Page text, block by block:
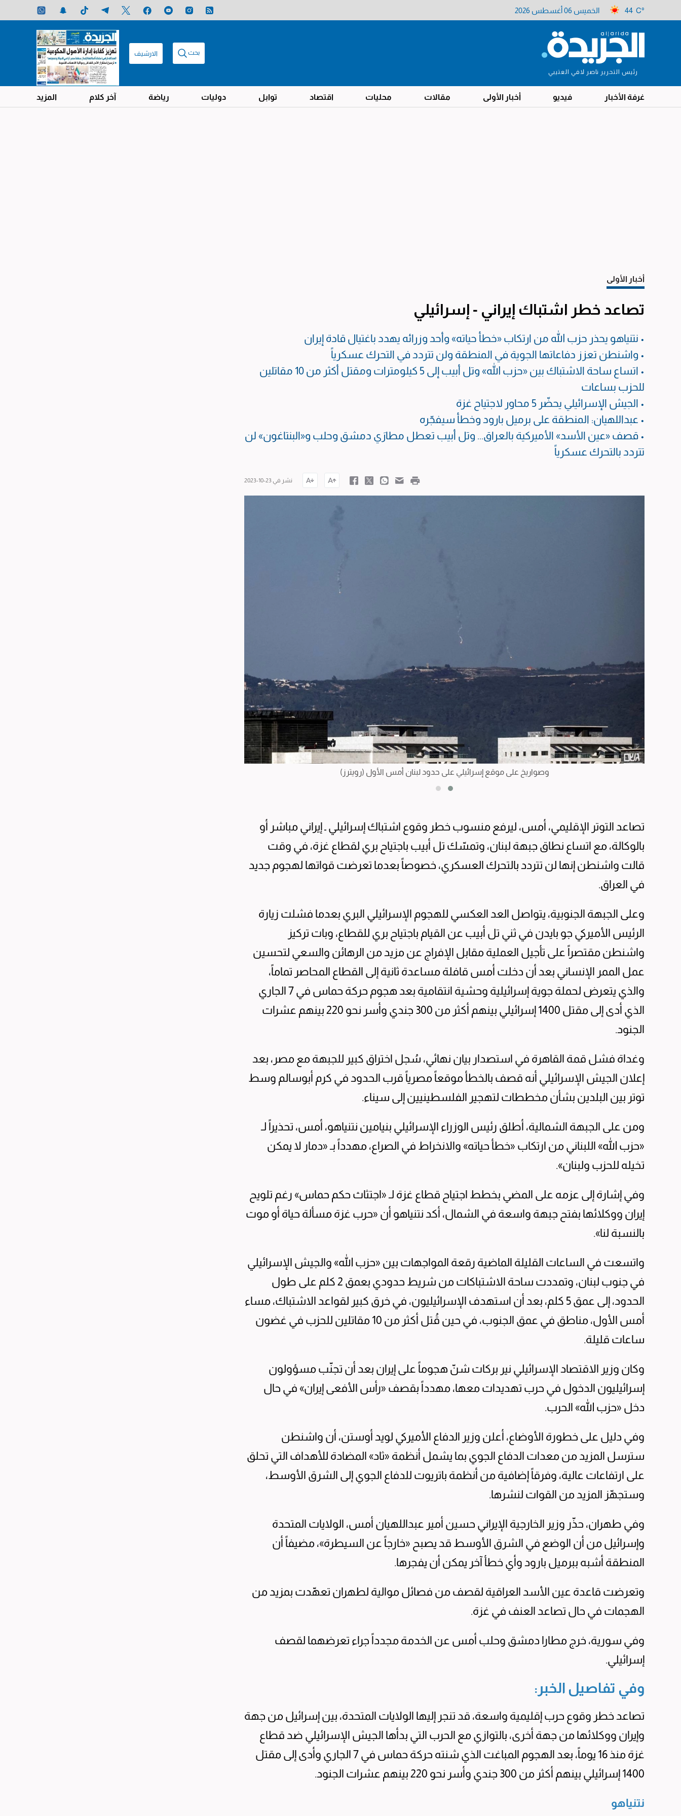
44 C° الخميس 06 أغسطس 2026
رئيس التحرير ناصر لافي العتيبي
بحث الارشيف
غرفة الأخبار فيديو أخبار الأولى مقالات محليات اقتصاد توابل دوليات رياضة آخر كلام المزيد
أخبار الأولى
تصاعد خطر اشتباك إيراني - إسرائيلي
• نتنياهو يحذر حزب الله من ارتكاب «خطأ حياته» وأحد وزرائه يهدد باغتيال قادة إيران
• واشنطن تعزز دفاعاتها الجوية في المنطقة ولن تتردد في التحرك عسكرياً
• اتساع ساحة الاشتباك بين «حزب الله» وتل أبيب إلى 5 كيلومترات ومقتل أكثر من 10 مقاتلين
للحزب بساعات
• الجيش الإسرائيلي يحضّر 5 محاور لاجتياح غزة
• عبداللهيان: المنطقة على برميل بارود وخطأ سيفجّره
• قصف «عين الأسد» الأميركية بالعراق... وتل أبيب تعطل مطارَي دمشق وحلب و«البنتاغون» لن
تتردد بالتحرك عسكرياً
نشر في 23-10-2023
وصواريخ على موقع إسرائيلي على حدود لبنان أمس الأول (رويترز)
تصاعد التوتر الإقليمي، أمس، ليرفع منسوب خطر وقوع اشتباك إسرائيلي ـ إيراني مباشر أو
بالوكالة، مع اتساع نطاق جبهة لبنان، وتمسّك تل أبيب باجتياح بري لقطاع غزة، في وقت
قالت واشنطن إنها لن تتردد بالتحرك العسكري، خصوصاً بعدما تعرضت قواتها لهجوم جديد
في العراق.
وعلى الجبهة الجنوبية، يتواصل العد العكسي للهجوم الإسرائيلي البري بعدما فشلت زيارة
الرئيس الأميركي جو بايدن في ثني تل أبيب عن القيام باجتياح بري للقطاع، وبات تركيز
واشنطن مقتصراً على تأجيل العملية مقابل الإفراج عن مزيد من الرهائن والسعي لتحسين
عمل الممر الإنساني بعد أن دخلت أمس قافلة مساعدة ثانية إلى القطاع المحاصر تماماً،
والذي يتعرض لحملة جوية إسرائيلية وحشية انتقامية بعد هجوم حركة حماس في 7 الجاري
الذي أدى إلى مقتل 1400 إسرائيلي بينهم أكثر من 300 جندي وأسر نحو 220 بينهم عشرات
الجنود.
وغداة فشل قمة القاهرة في استصدار بيان نهائي، سُجل اختراق كبير للجبهة مع مصر، بعد
إعلان الجيش الإسرائيلي أنه قصف بالخطأ موقعاً مصرياً قرب الحدود في كرم أبوسالم وسط
توتر بين البلدين بشأن مخططات لتهجير الفلسطينيين إلى سيناء.
ومن على الجبهة الشمالية، أطلق رئيس الوزراء الإسرائيلي بنيامين نتنياهو، أمس، تحذيراً لـ
«حزب الله» اللبناني من ارتكاب «خطأ حياته» والانخراط في الصراع، مهدداً بـ «دمار لا يمكن
تخيله للحزب ولبنان».
وفي إشارة إلى عزمه على المضي بخطط اجتياح قطاع غزة لـ «اجتثاث حكم حماس» رغم تلويح
إيران ووكلائها بفتح جبهة واسعة في الشمال، أكد نتنياهو أن «حرب غزة مسألة حياة أو موت
بالنسبة لنا».
واتسعت في الساعات القليلة الماضية رقعة المواجهات بين «حزب الله» والجيش الإسرائيلي
في جنوب لبنان، وتمددت ساحة الاشتباكات من شريط حدودي بعمق 2 كلم على طول
الحدود، إلى عمق 5 كلم، بعد أن استهدف الإسرائيليون، في خرق كبير لقواعد الاشتباك، مساء
أمس الأول، مناطق في عمق الجنوب، في حين قُتل أكثر من 10 مقاتلين للحزب في غضون
ساعات قليلة.
وكان وزير الاقتصاد الإسرائيلي نير بركات شنّ هجوماً على إيران بعد أن تجنّب مسؤولون
إسرائيليون الدخول في حرب تهديدات معها، مهدداً بقصف «رأس الأفعى إيران» في حال
دخل «حزب الله» الحرب.
وفي دليل على خطورة الأوضاع، أعلن وزير الدفاع الأميركي لويد أوستن، أن واشنطن
سترسل المزيد من معدات الدفاع الجوي بما يشمل أنظمة «ثاد» المضادة للأهداف التي تحلق
على ارتفاعات عالية، وفرقاً إضافية من أنظمة باتريوت للدفاع الجوي إلى الشرق الأوسط،
وستجهّز المزيد من القوات لنشرها.
وفي طهران، حذّر وزير الخارجية الإيراني حسين أمير عبداللهيان أمس، الولايات المتحدة
وإسرائيل من أن الوضع في الشرق الأوسط قد يصبح «خارجاً عن السيطرة»، مضيفاً أن
المنطقة أشبه ببرميل بارود وأي خطأ آخر يمكن أن يفجرها.
وتعرضت قاعدة عين الأسد العراقية لقصف من فصائل موالية لطهران تعهّدت بمزيد من
الهجمات في حال تصاعد العنف في غزة.
وفي سورية، خرج مطارا دمشق وحلب أمس عن الخدمة مجدداً جراء تعرضهما لقصف
إسرائيلي.
وفي تفاصيل الخبر:
تصاعد خطر وقوع حرب إقليمية واسعة، قد تنجر إليها الولايات المتحدة، بين إسرائيل من جهة
وإيران ووكلائها من جهة أخرى، بالتوازي مع الحرب التي بدأها الجيش الإسرائيلي ضد قطاع
غزة منذ 16 يوماً، بعد الهجوم المباغت الذي شنته حركة حماس في 7 الجاري وأدى إلى مقتل
1400 إسرائيلي بينهم أكثر من 300 جندي وأسر نحو 220 بينهم عشرات الجنود.
نتنياهو